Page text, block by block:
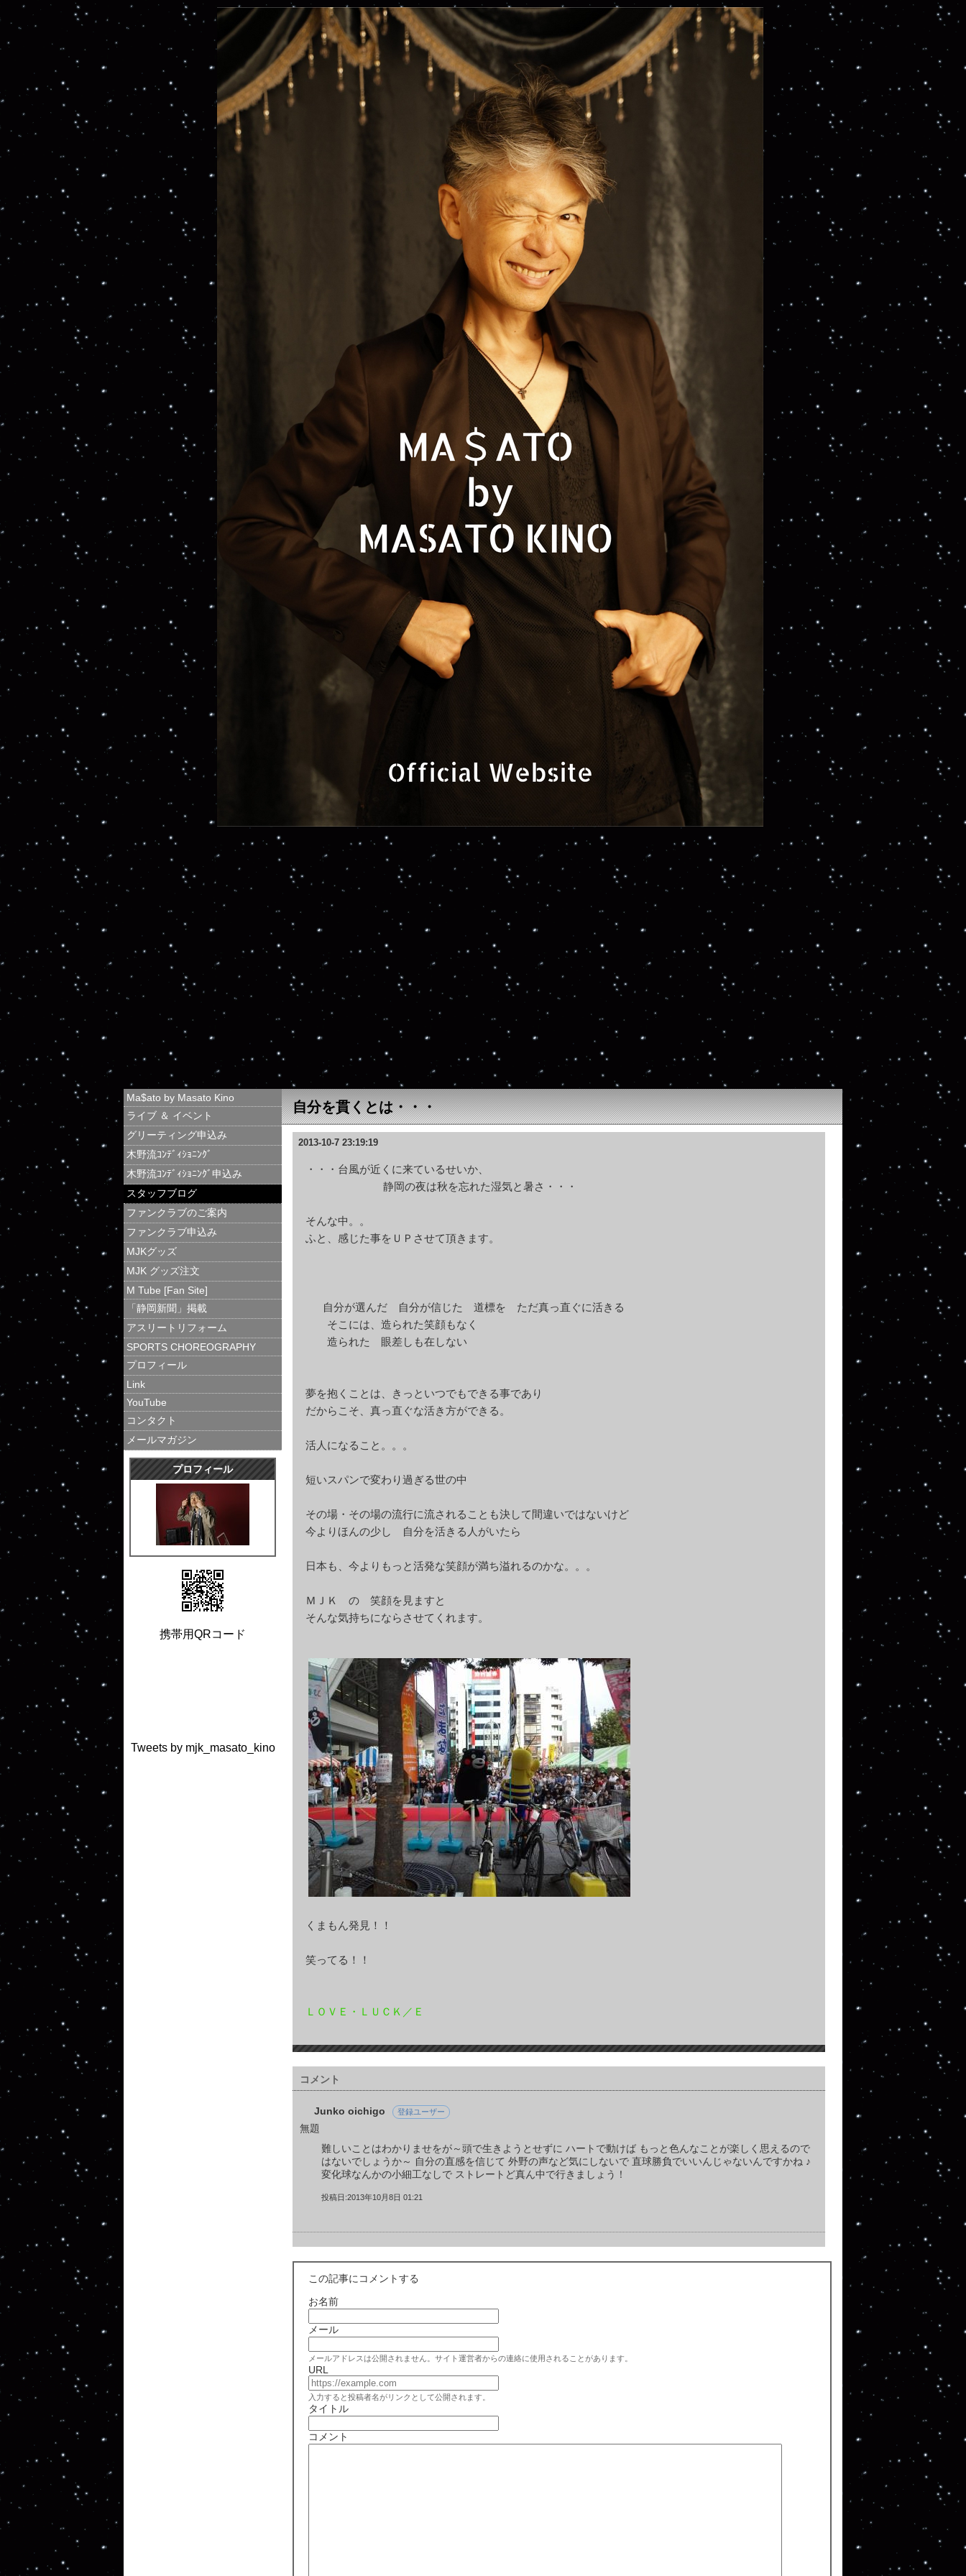
自分を貫くとは・・・
2013-10-7 23:19:19
・・・台風が近くに来ているせいか、
静岡の夜は秋を忘れた湿気と暑さ・・・
そんな中。。
ふと、感じた事をＵＰさせて頂きます。
自分が選んだ 自分が信じた 道標を ただ真っ直ぐに活きる
そこには、造られた笑顔もなく
造られた 眼差しも在しない
夢を抱くことは、きっといつでもできる事であり
だからこそ、真っ直ぐな活き方ができる。
活人になること。。。
短いスパンで変わり過ぎる世の中
その場・その場の流行に流されることも決して間違いではないけど
今よりほんの少し 自分を活きる人がいたら
日本も、今よりもっと活発な笑顔が満ち溢れるのかな。。。
ＭＪＫ の 笑顔を見ますと
そんな気持ちにならさせてくれます。
くまもん発見！！
笑ってる！！
ＬＯＶＥ・ＬＵＣＫ／Ｅ
コメント
Junko oichigo 登録ユーザー
無題
難しいことはわかりませをが～頭で生きようとせずに ハートで動けば もっと色んなことが楽しく思えるので
はないでしょうか～ 自分の直感を信じて 外野の声など気にしないで 直球勝負でいいんじゃないんですかね ♪
変化球なんかの小細工なしで ストレートど真ん中で行きましょう！
投稿日:2013年10月8日 01:21
この記事にコメントする
お名前
メール
メールアドレスは公開されません。サイト運営者からの連絡に使用されることがあります。
URL
入力すると投稿者名がリンクとして公開されます。
タイトル
コメント
Ma$ato by Masato Kino
ライブ ＆ イベント
グリーティング申込み
木野流ｺﾝﾃﾞｨｼｮﾆﾝｸﾞ
木野流ｺﾝﾃﾞｨｼｮﾆﾝｸﾞ申込み
スタッフブログ
ファンクラブのご案内
ファンクラブ申込み
MJKグッズ
MJK グッズ注文
M Tube [Fan Site]
「静岡新聞」掲載
アスリートリフォーム
SPORTS CHOREOGRAPHY
プロフィール
Link
YouTube
コンタクト
メールマガジン
プロフィール
携帯用QRコード
Tweets by mjk_masato_kino